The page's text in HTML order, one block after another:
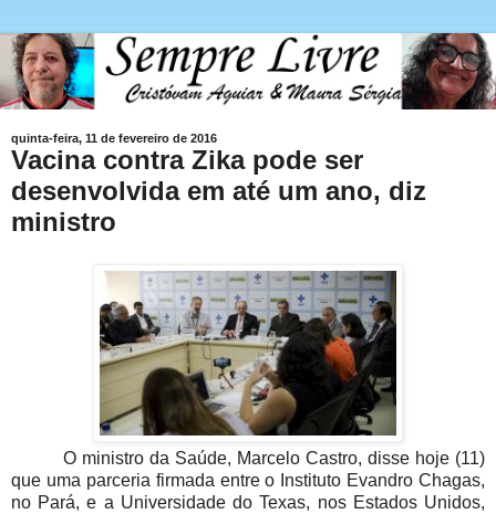
quinta-feira, 11 de fevereiro de 2016
Vacina contra Zika pode ser
desenvolvida em até um ano, diz
ministro
O ministro da Saúde, Marcelo Castro, disse hoje (11)
que uma parceria firmada entre o Instituto Evandro Chagas,
no Pará, e a Universidade do Texas, nos Estados Unidos,